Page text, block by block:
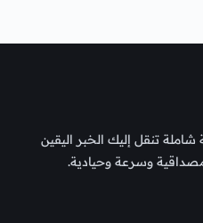
شاملة تنقل إليك الخبر اليقين
وسرعة وحيادية.